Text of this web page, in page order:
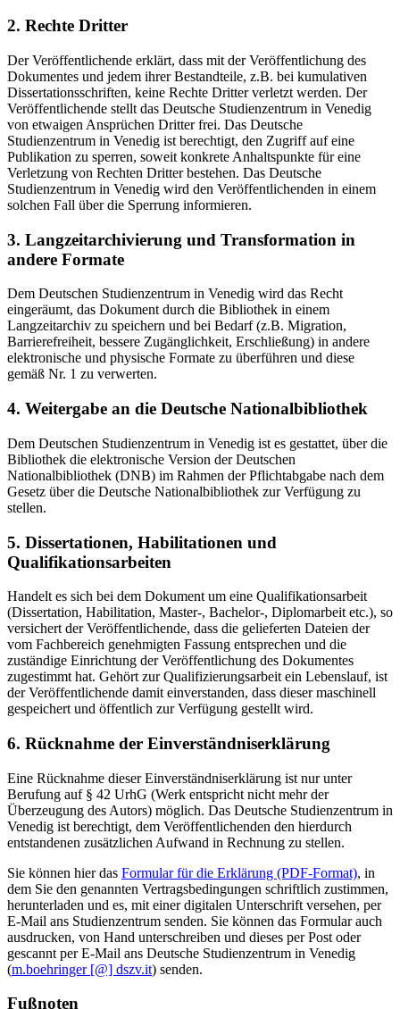
2. Rechte Dritter
Der Veröffentlichende erklärt, dass mit der Veröffentlichung des
Dokumentes und jedem ihrer Bestandteile, z.B. bei kumulativen
Dissertationsschriften, keine Rechte Dritter verletzt werden. Der
Veröffentlichende stellt das Deutsche Studienzentrum in Venedig
von etwaigen Ansprüchen Dritter frei. Das Deutsche
Studienzentrum in Venedig ist berechtigt, den Zugriff auf eine
Publikation zu sperren, soweit konkrete Anhaltspunkte für eine
Verletzung von Rechten Dritter bestehen. Das Deutsche
Studienzentrum in Venedig wird den Veröffentlichenden in einem
solchen Fall über die Sperrung informieren.
3. Langzeitarchivierung und Transformation in
andere Formate
Dem Deutschen Studienzentrum in Venedig wird das Recht
eingeräumt, das Dokument durch die Bibliothek in einem
Langzeitarchiv zu speichern und bei Bedarf (z.B. Migration,
Barrierefreiheit, bessere Zugänglichkeit, Erschließung) in andere
elektronische und physische Formate zu überführen und diese
gemäß Nr. 1 zu verwerten.
4. Weitergabe an die Deutsche Nationalbibliothek
Dem Deutschen Studienzentrum in Venedig ist es gestattet, über die
Bibliothek die elektronische Version der Deutschen
Nationalbibliothek (DNB) im Rahmen der Pflichtabgabe nach dem
Gesetz über die Deutsche Nationalbibliothek zur Verfügung zu
stellen.
5. Dissertationen, Habilitationen und
Qualifikationsarbeiten
Handelt es sich bei dem Dokument um eine Qualifikationsarbeit
(Dissertation, Habilitation, Master-, Bachelor-, Diplomarbeit etc.), so
versichert der Veröffentlichende, dass die gelieferten Dateien der
vom Fachbereich genehmigten Fassung entsprechen und die
zuständige Einrichtung der Veröffentlichung des Dokumentes
zugestimmt hat. Gehört zur Qualifizierungsarbeit ein Lebenslauf, ist
der Veröffentlichende damit einverstanden, dass dieser maschinell
gespeichert und öffentlich zur Verfügung gestellt wird.
6. Rücknahme der Einverständniserklärung
Eine Rücknahme dieser Einverständniserklärung ist nur unter
Berufung auf § 42 UrhG (Werk entspricht nicht mehr der
Überzeugung des Autors) möglich. Das Deutsche Studienzentrum in
Venedig ist berechtigt, dem Veröffentlichenden den hierdurch
entstandenen zusätzlichen Aufwand in Rechnung zu stellen.
Sie können hier das Formular für die Erklärung (PDF-Format), in
dem Sie den genannten Vertragsbedingungen schriftlich zustimmen,
herunterladen und es, mit einer digitalen Unterschrift versehen, per
E-Mail ans Studienzentrum senden. Sie können das Formular auch
ausdrucken, von Hand unterschreiben und dieses per Post oder
gescannt per E-Mail ans Deutsche Studienzentrum in Venedig
(m.boehringer [@] dszv.it) senden.
Fußnoten